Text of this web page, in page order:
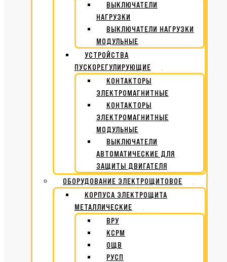
ВЫКЛЮЧАТЕЛИ
НАГРУЗКИ
ВЫКЛЮЧАТЕЛИ НАГРУЗКИ
МОДУЛЬНЫЕ
УСТРОЙСТВА
ПУСКОРЕГУЛИРУЮЩИЕ
КОНТАКТОРЫ
ЭЛЕКТРОМАГНИТНЫЕ
КОНТАКТОРЫ
ЭЛЕКТРОМАГНИТНЫЕ
МОДУЛЬНЫЕ
ВЫКЛЮЧАТЕЛИ
АВТОМАТИЧЕСКИЕ ДЛЯ
ЗАЩИТЫ ДВИГАТЕЛЯ
ОБОРУДОВАНИЕ ЭЛЕКТРОЩИТОВОЕ
КОРПУСА ЭЛЕКТРОЩИТА
МЕТАЛЛИЧЕСКИЕ
ВРУ
КСРМ
ОЩВ
РУСП